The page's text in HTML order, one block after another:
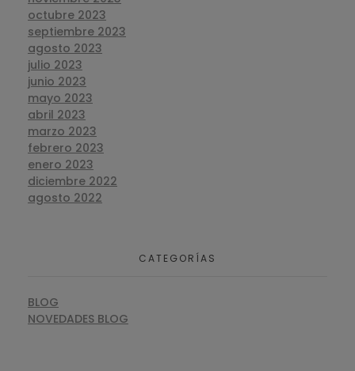
octubre 2023
septiembre 2023
agosto 2023
julio 2023
junio 2023
mayo 2023
abril 2023
marzo 2023
febrero 2023
enero 2023
diciembre 2022
agosto 2022
CATEGORÍAS
BLOG
NOVEDADES BLOG